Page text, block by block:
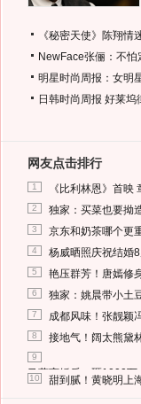
《秘密天使》陈翔情
NewFace张俪：不怕
明星时尚周报：女明
日韩时尚周报 好莱坞
网友点击排行
1 《比利林恩》首
2 独家：买菜也要拗
3 京东和奶茶哪个更
4 杨威晒照庆祝结婚
5 艳压群芳！唐嫣修
6 独家：姚晨带小土
7 成都风味！张靓颖
8 接地气！阔太熊黛
9
马蓉离婚后，砸1000万
10 甜到腻！黄晓明上